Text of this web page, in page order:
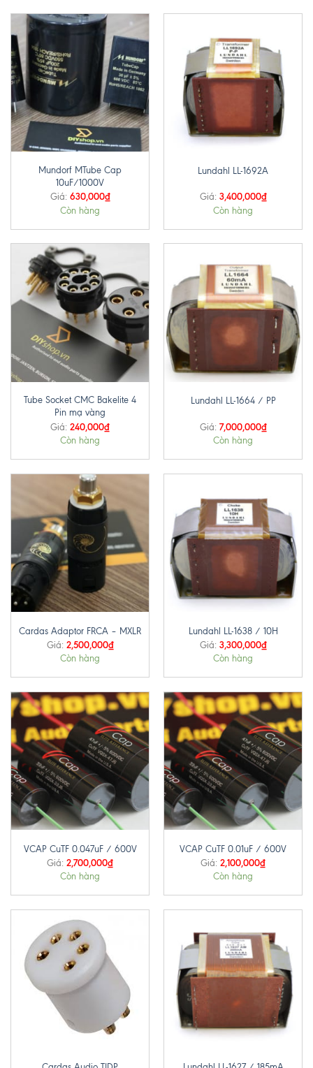
Mundorf MTube Cap
10uF/1000V
Giá: 630,000₫
Còn hàng
Lundahl LL-1692A
Giá: 3,400,000₫
Còn hàng
Tube Socket CMC Bakelite 4
Pin mạ vàng
Giá: 240,000₫
Còn hàng
Lundahl LL-1664 / PP
Giá: 7,000,000₫
Còn hàng
Cardas Adaptor FRCA – MXLR
Giá: 2,500,000₫
Còn hàng
Lundahl LL-1638 / 10H
Giá: 3,300,000₫
Còn hàng
VCAP CuTF 0.047uF / 600V
Giá: 2,700,000₫
Còn hàng
VCAP CuTF 0.01uF / 600V
Giá: 2,100,000₫
Còn hàng